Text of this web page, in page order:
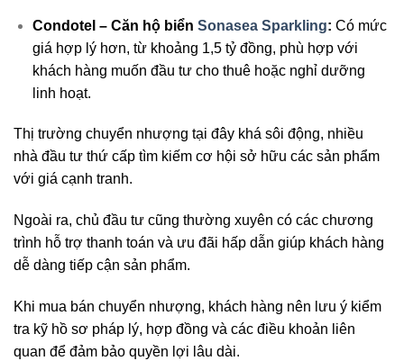
Condotel – Căn hộ biển Sonasea Sparkling: Có mức
giá hợp lý hơn, từ khoảng 1,5 tỷ đồng, phù hợp với
khách hàng muốn đầu tư cho thuê hoặc nghỉ dưỡng
linh hoạt.
Thị trường chuyển nhượng tại đây khá sôi động, nhiều
nhà đầu tư thứ cấp tìm kiếm cơ hội sở hữu các sản phẩm
với giá cạnh tranh.
Ngoài ra, chủ đầu tư cũng thường xuyên có các chương
trình hỗ trợ thanh toán và ưu đãi hấp dẫn giúp khách hàng
dễ dàng tiếp cận sản phẩm.
Khi mua bán chuyển nhượng, khách hàng nên lưu ý kiểm
tra kỹ hồ sơ pháp lý, hợp đồng và các điều khoản liên
quan để đảm bảo quyền lợi lâu dài.